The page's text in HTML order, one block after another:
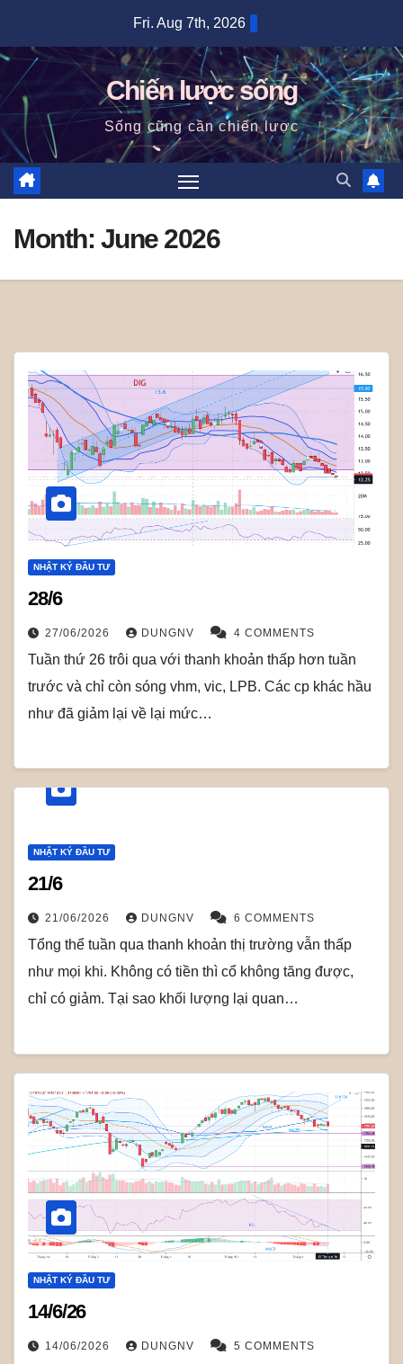
content
Fri. Aug 7th, 2026
Chiến lược sống
Sống cũng cần chiến lược
Month: June 2026
NHẬT KÝ ĐẦU TƯ
28/6
27/06/2026 DUNGNV 4 COMMENTS
Tuần thứ 26 trôi qua với thanh khoản thấp hơn tuần
trước và chỉ còn sóng vhm, vic, LPB. Các cp khác hầu
như đã giảm lại về lại mức…
NHẬT KÝ ĐẦU TƯ
21/6
21/06/2026 DUNGNV 6 COMMENTS
Tổng thể tuần qua thanh khoản thị trường vẫn thấp
như mọi khi. Không có tiền thì cổ không tăng được,
chỉ có giảm. Tại sao khối lượng lại quan…
NHẬT KÝ ĐẦU TƯ
14/6/26
14/06/2026 DUNGNV 5 COMMENTS